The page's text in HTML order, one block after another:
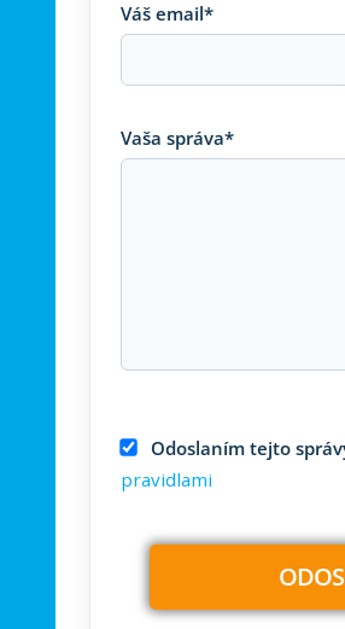
Váš email*
Vaša správa*
Odoslaním tejto
pravidlami